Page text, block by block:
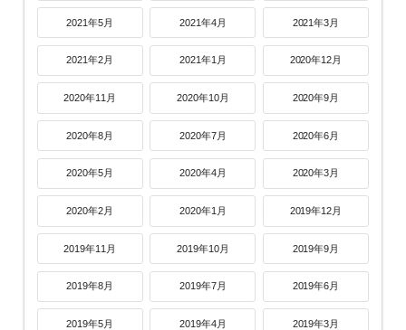
2021年5月 2021年4月 2021年3月
2021年2月 2021年1月 2020年12月
2020年11月 2020年10月 2020年9月
2020年8月 2020年7月 2020年6月
2020年5月 2020年4月 2020年3月
2020年2月 2020年1月 2019年12月
2019年11月 2019年10月 2019年9月
2019年8月 2019年7月 2019年6月
2019年5月 2019年4月 2019年3月